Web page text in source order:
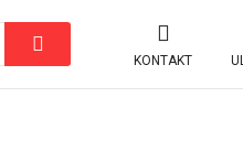
KONTAKT